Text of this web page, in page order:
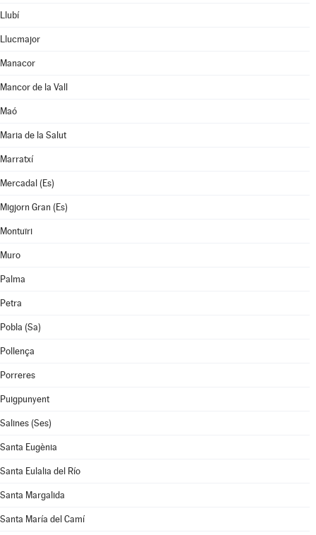
Llubí
Llucmajor
Manacor
Mancor de la Vall
Maó
Maria de la Salut
Marratxí
Mercadal (Es)
Migjorn Gran (Es)
Montuïri
Muro
Palma
Petra
Pobla (Sa)
Pollença
Porreres
Puigpunyent
Salines (Ses)
Santa Eugènia
Santa Eulalia del Río
Santa Margalida
Santa María del Camí